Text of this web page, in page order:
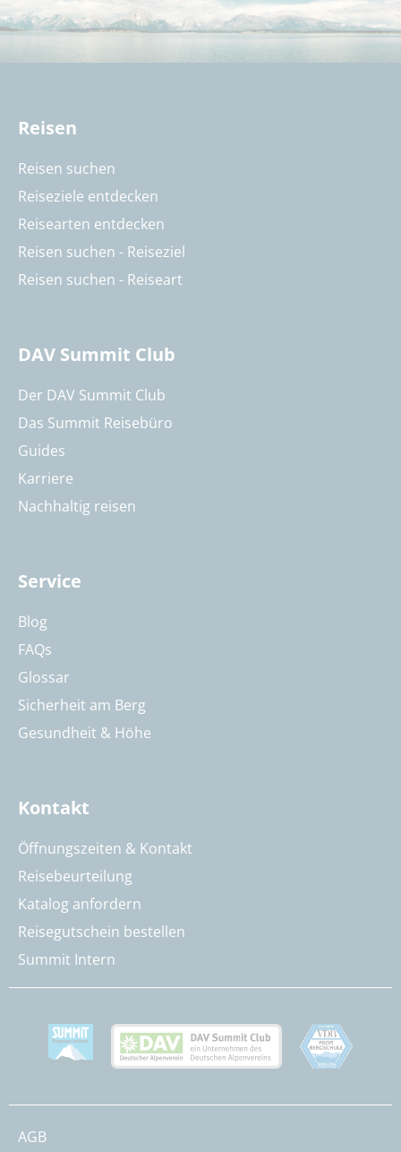
Reisen
Reisen suchen
Reiseziele entdecken
Reisearten entdecken
Reisen suchen - Reiseziel
Reisen suchen - Reiseart
DAV Summit Club
Der DAV Summit Club
Das Summit Reisebüro
Guides
Karriere
Nachhaltig reisen
Service
Blog
FAQs
Glossar
Sicherheit am Berg
Gesundheit & Höhe
Kontakt
Öffnungszeiten & Kontakt
Reisebeurteilung
Katalog anfordern
Reisegutschein bestellen
Summit Intern
AGB